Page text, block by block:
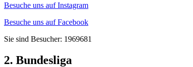
Besuche uns auf Instagram
Besuche uns auf Facebook
Sie sind Besucher: 1969681
2. Bundesliga